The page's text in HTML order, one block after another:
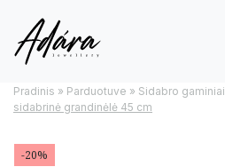
Pradinis » Parduotuve » Sidabro gaminiai
sidabrinė grandinėlė 45 cm
-20%